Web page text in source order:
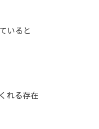
いると
れる存在